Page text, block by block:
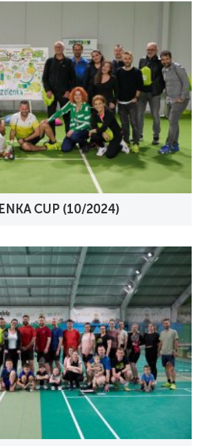
CUP (10/2024)